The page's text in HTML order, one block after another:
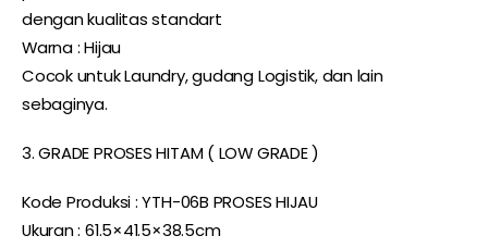
dengan kualitas standart
Warna : Hijau
Cocok untuk Laundry, gudang Logistik, dan lain
sebaginya.
3. GRADE PROSES HITAM ( LOW GRADE )
Kode Produksi : YTH-06B PROSES HIJAU
Ukuran : 61.5×41.5×38.5cm